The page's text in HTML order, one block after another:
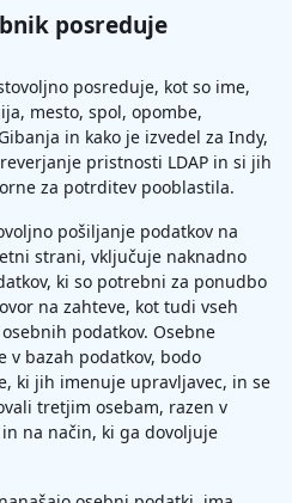
posreduje
posreduje, kot so ime,
mesto, spol, opombe,
in kako je izvedel za Indy,
pristnosti LDAP in si jih
za potrditev pooblastila.
pošiljanje podatkov na
strani, vključuje naknadno
ki so potrebni za ponudbo
na zahteve, kot tudi vseh
podatkov. Osebne
v bazah podatkov, bodo
ki jih imenuje upravljavec, in se
tretjim osebam, razen v
na način, ki ga dovoljuje